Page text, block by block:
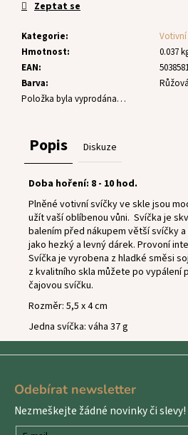
Kategorie:
Votivní
Hmotnost:
0.037
EAN:
Barva:
Růžová
Položka byla vyprodána…
Zeptat se
Popis Diskuze
Doba hoření: 8 - 10 hod.
Plněné votivní svíčky ve skle jsou
užít vaší oblíbenou vůni. Svíčka je
balením před nákupem větší svíčky
jako hezký a levný dárek. Provoní
Svíčka je vyrobena z hladké směsi
z kvalitního skla můžete po vypálení
čajovou svíčku.
Rozměr: 5,5 x 4 cm
Jedna svíčka: váha 37 g
Odebírat newsletter
Nezmeškejte žádné novinky či slevy!